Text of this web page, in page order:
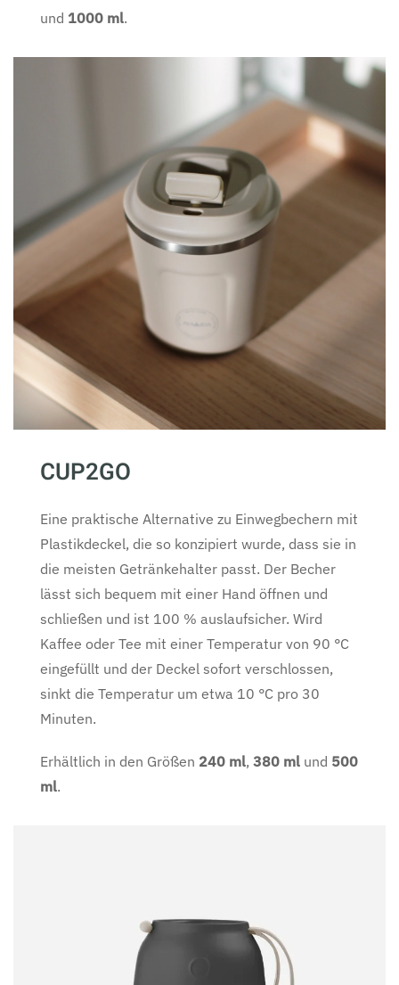
und 1000 ml.
CUP2GO
Eine praktische Alternative zu Einwegbechern mit
Plastikdeckel, die so konzipiert wurde, dass sie in
die meisten Getränkehalter passt. Der Becher
lässt sich bequem mit einer Hand öffnen und
schließen und ist 100 % auslaufsicher. Wird
Kaffee oder Tee mit einer Temperatur von 90 °C
eingefüllt und der Deckel sofort verschlossen,
sinkt die Temperatur um etwa 10 °C pro 30
Minuten.
Erhältlich in den Größen 240 ml, 380 ml und 500
ml.